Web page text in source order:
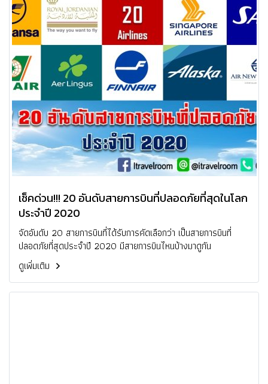
เช็คด่วน!!! 20 อันดับสายการบินที่ปลอดภัยที่สุดในโลก
ประจำปี 2020
จัดอันดับ 20 สายการบินที่ได้รับการคัดเลือกว่า เป็นสายการบินที่
ปลอดภัยที่สุดประจำปี 2020 มีสายการบินไหนบ้างมาดูกัน
ดูเพิ่มเติม